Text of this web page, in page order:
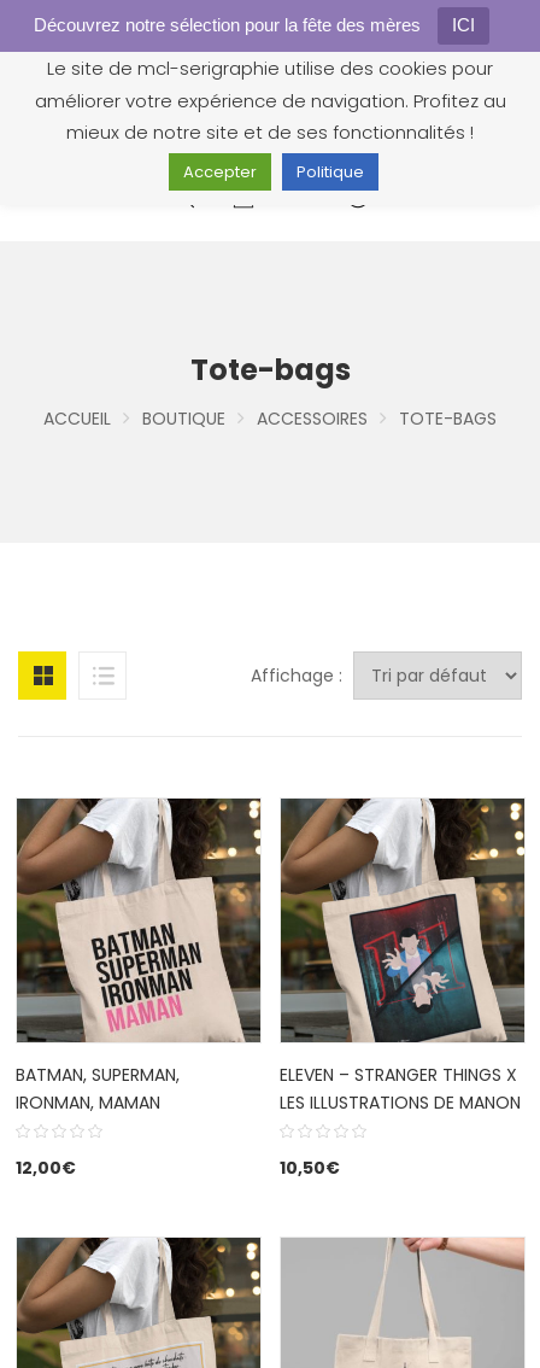
Découvrez notre sélection pour la fête des mères ICI
0
Tote-bags
ACCUEIL BOUTIQUE ACCESSOIRES TOTE-BAGS
Affichage :
BATMAN, SUPERMAN,
IRONMAN, MAMAN
12,00€
ELEVEN – STRANGER THINGS X
LES ILLUSTRATIONS DE MANON
10,50€
Gestion des cookies
Le site de mcl-serigraphie utilise des cookies pour
améliorer votre expérience de navigation. Profitez au
mieux de notre site et de ses fonctionnalités !
Accepter Politique